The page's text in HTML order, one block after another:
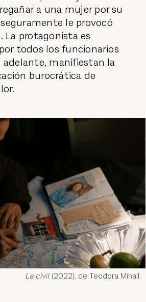
a una mujer por su
le provocó
La protagonista es
todos los funcionarios
adelante, manifiestan la
burocrática de
La civil(2022), de Teodora Mihail.